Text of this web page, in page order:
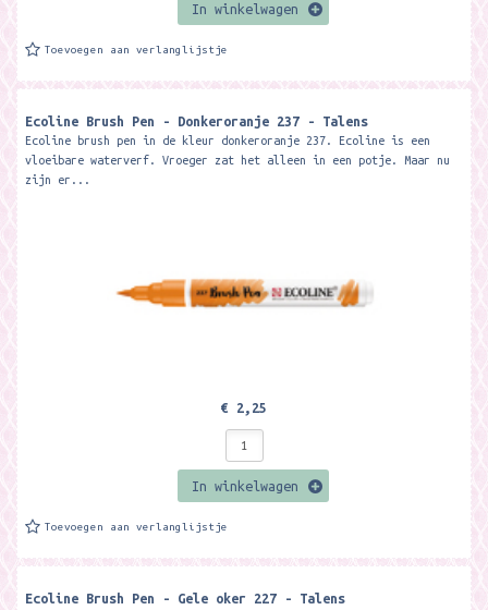
In winkelwagen
Toevoegen aan verlanglijstje
Ecoline Brush Pen - Donkeroranje 237 - Talens
Ecoline brush pen in de kleur donkeroranje 237. Ecoline is een
vloeibare waterverf. Vroeger zat het alleen in een potje. Maar nu
zijn er...
€ 2,25
In winkelwagen
Toevoegen aan verlanglijstje
Ecoline Brush Pen - Gele oker 227 - Talens